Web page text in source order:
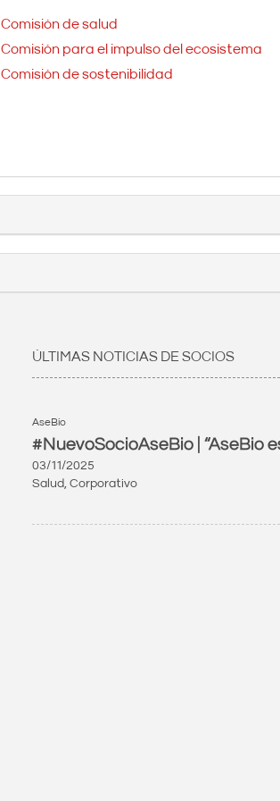
Comisión de salud
Comisión para el impulso del ecosistema
Comisión de sostenibilidad
ÚLTIMAS NOTICIAS DE SOCIOS
AseBio
#NuevoSocioAseBio | “AseBio
03/11/2025
Salud, Corporativo